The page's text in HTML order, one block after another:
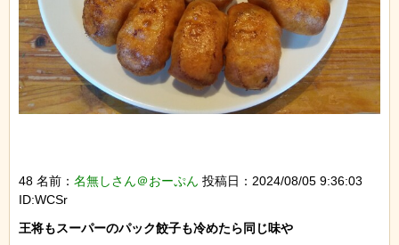
48 名前： 名無しさん＠おーぷん 投稿日：2024/08/05 9:36:03
ID:WCSr
王将もスーパーのパック餃子も冷めたら同じ味や